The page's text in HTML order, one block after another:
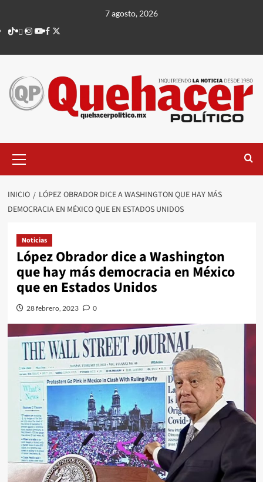
contenido
7 agosto, 2026
TikTok
threads
Instagram
Youtube
Facebook
X
principal
INICIO
LÓPEZ OBRADOR DICE A WASHINGTON QUE HAY MÁS
DEMOCRACIA EN MÉXICO QUE EN ESTADOS UNIDOS
Noticias
López Obrador dice a Washington
que hay más democracia en México
que en Estados Unidos
28 febrero, 2023 0